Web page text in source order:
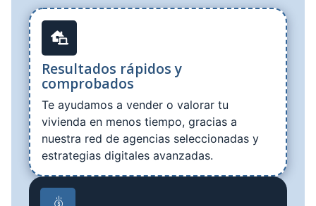
Resultados rápidos y
comprobados
Te ayudamos a vender o valorar tu
vivienda en menos tiempo, gracias a
nuestra red de agencias seleccionadas y
estrategias digitales avanzadas.